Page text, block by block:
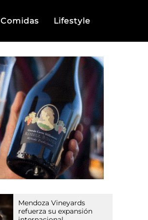
Comidas Lifestyle
Mendoza Vineyards
refuerza su expansión